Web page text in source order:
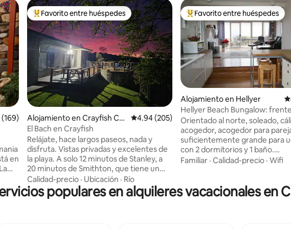
promedio: 4.94 de 5, 169 reseñas
en
Favorito entre huéspedes preferido
Favorito entre huéspedes
Alojamiento en Crayfish Cre
ek
Calificación promedio: 4.94 de 5, 205 reseñas
4.94 (205)
El Bach en Crayfish
Relájate, hace largos paseos, nada y
disfruta. Vistas privadas y excelentes de
la playa. A solo 12 minutos de Stanley, a
20 minutos de Smithton, que tiene un
gran supermercado. A 25 minutos de
Wynyard. Rockycape Taven, excelentes
comidas a solo 5 minutos. Además de 2
Calidad-precio · Ubicación · Río
Favorito entre huéspedes
Favorito entre huéspedes
Alojamiento en Hellyer
Hellyer Beach Bungalow:
Orientado al norte, soleado,
acogedor, acogedor para
suficientemente grande para
con 2 dormitorios y 1 baño.
Completamente autoservicio o
jardín que ofrece hierbas y, por
general, algunas verduras de
Familiar · Calidad-precio · Wifi
populares en alquileres vacacionales en